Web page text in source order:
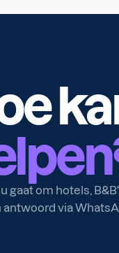
gaat om hotels,
via